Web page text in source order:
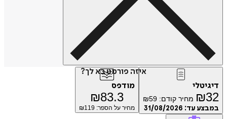
איזה פורמט בא לך?
דיגיטלי
₪32 מחיר קודם: ₪59
במבצע עד: 31/08/2026
מודפס
₪83.3
מחיר על הספר: ₪ 119